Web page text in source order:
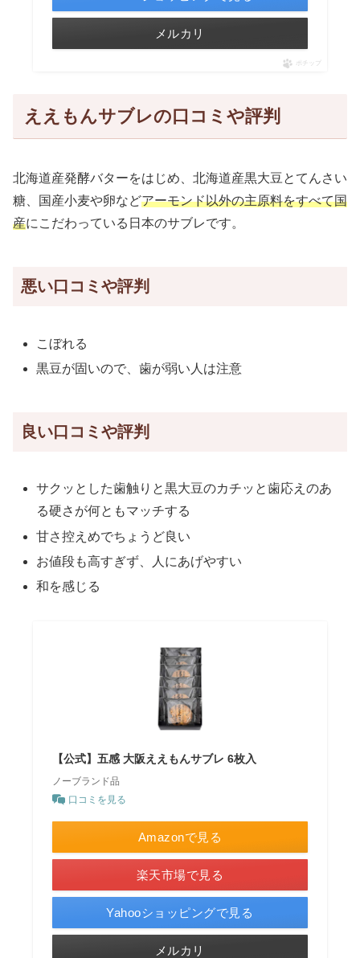
メルカリ
ポチップ
ええもんサブレの口コミや評判
北海道産発酵バターをはじめ、北海道産黒大豆とてんさい
糖、国産小麦や卵などアーモンド以外の主原料をすべて国
産にこだわっている日本のサブレです。
悪い口コミや評判
こぼれる
黒豆が固いので、歯が弱い人は注意
良い口コミや評判
サクッとした歯触りと黒大豆のカチッと歯応えのあ
る硬さが何ともマッチする
甘さ控えめでちょうど良い
お値段も高すぎず、人にあげやすい
和を感じる
【公式】五感 大阪ええもんサブレ 6枚入
ノーブランド品
口コミを見る
Amazonで見る
楽天市場で見る
Yahooショッピングで見る
メルカリ